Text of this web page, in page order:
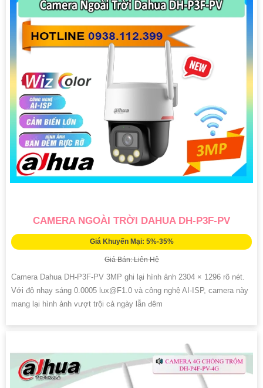
CAMERA NGOÀI TRỜI DAHUA DH-P3F-PV
Giá Khuyến Mại: 5%-35%
Giá Bán: Liên Hệ
Camera Dahua DH-P3F-PV 3MP ghi lại hình ảnh 2304 × 1296 rõ nét.
Với độ nhạy sáng 0.0005 lux@F1.0 và công nghệ AI-ISP, camera này
mang lại hình ảnh vượt trội cả ngày lẫn đêm